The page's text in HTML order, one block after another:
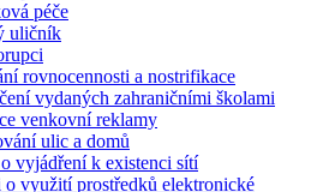
péče
uličník
rovnocennosti a nostrifikace
vydaných zahraničními školami
venkovní reklamy
ulic a domů
vyjádření k existenci sítí
o využití prostředků elektronické